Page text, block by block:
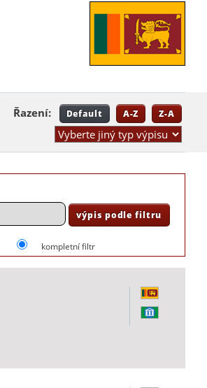
Řazení: Default A-Z Z-A
kompletní filtr